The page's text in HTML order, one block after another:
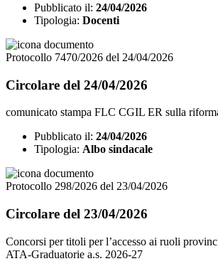
Pubblicato il: 24/04/2026
Tipologia: Docenti
Protocollo 7470/2026 del 24/04/2026
Circolare del 24/04/2026
comunicato stampa FLC CGIL ER sulla
Pubblicato il: 24/04/2026
Tipologia: Albo sindacale
Protocollo 298/2026 del 23/04/2026
Circolare del 23/04/2026
Concorsi per titoli per l’accesso ai ruoli
ATA-Graduatorie a.s. 2026-27